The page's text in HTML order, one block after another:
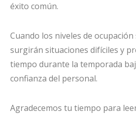
éxito común.
Cuando los niveles de
surgirán situaciones difíciles y
tiempo durante la temporada
confianza del personal.
Agradecemos tu tiempo para